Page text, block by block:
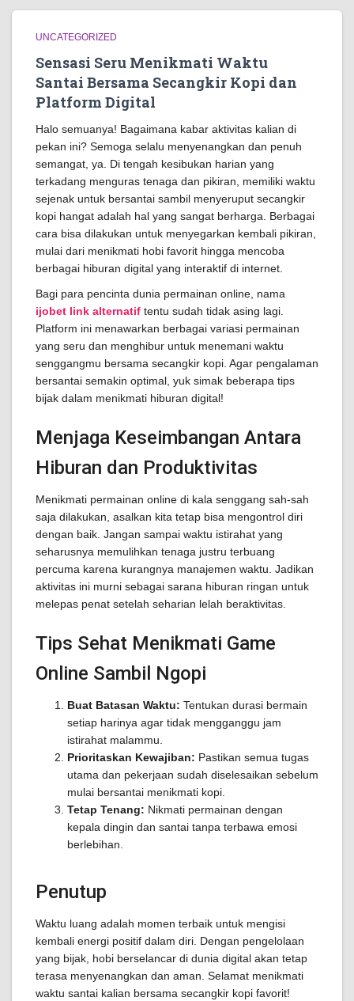
UNCATEGORIZED
Sensasi Seru Menikmati Waktu
Santai Bersama Secangkir Kopi dan
Platform Digital
Halo semuanya! Bagaimana kabar aktivitas kalian di
pekan ini? Semoga selalu menyenangkan dan penuh
semangat, ya. Di tengah kesibukan harian yang
terkadang menguras tenaga dan pikiran, memiliki waktu
sejenak untuk bersantai sambil menyeruput secangkir
kopi hangat adalah hal yang sangat berharga. Berbagai
cara bisa dilakukan untuk menyegarkan kembali pikiran,
mulai dari menikmati hobi favorit hingga mencoba
berbagai hiburan digital yang interaktif di internet.
Bagi para pencinta dunia permainan online, nama
ijobet link alternatif tentu sudah tidak asing lagi.
Platform ini menawarkan berbagai variasi permainan
yang seru dan menghibur untuk menemani waktu
senggangmu bersama secangkir kopi. Agar pengalaman
bersantai semakin optimal, yuk simak beberapa tips
bijak dalam menikmati hiburan digital!
Menjaga Keseimbangan Antara
Hiburan dan Produktivitas
Menikmati permainan online di kala senggang sah-sah
saja dilakukan, asalkan kita tetap bisa mengontrol diri
dengan baik. Jangan sampai waktu istirahat yang
seharusnya memulihkan tenaga justru terbuang
percuma karena kurangnya manajemen waktu. Jadikan
aktivitas ini murni sebagai sarana hiburan ringan untuk
melepas penat setelah seharian lelah beraktivitas.
Tips Sehat Menikmati Game
Online Sambil Ngopi
Buat Batasan Waktu: Tentukan durasi bermain
setiap harinya agar tidak mengganggu jam
istirahat malammu.
Prioritaskan Kewajiban: Pastikan semua tugas
utama dan pekerjaan sudah diselesaikan sebelum
mulai bersantai menikmati kopi.
Tetap Tenang: Nikmati permainan dengan
kepala dingin dan santai tanpa terbawa emosi
berlebihan.
Penutup
Waktu luang adalah momen terbaik untuk mengisi
kembali energi positif dalam diri. Dengan pengelolaan
yang bijak, hobi berselancar di dunia digital akan tetap
terasa menyenangkan dan aman. Selamat menikmati
waktu santai kalian bersama secangkir kopi favorit!